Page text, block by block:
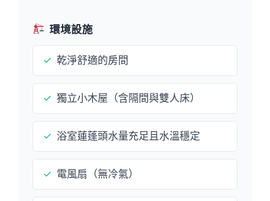
環境設施
✓ 乾淨舒適的房間
✓ 獨立小木屋（含隔間與雙人床）
✓ 浴室蓮蓬頭水量充足且水溫穩定
✓ 電風扇（無冷氣）